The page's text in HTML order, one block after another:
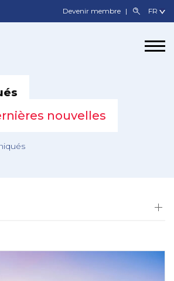
Devenir membre
nouvelles